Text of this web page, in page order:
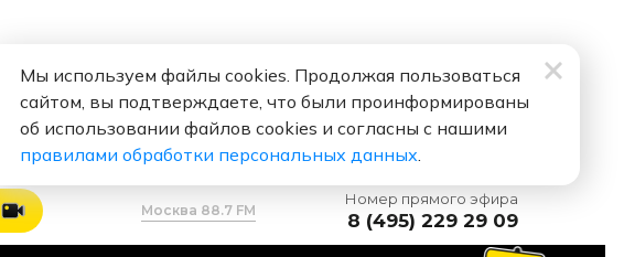
Москва 88.7 FM
Номер прямого эфира
8 (495) 229 29 09
Мы используем файлы cookies. Продолжая пользоваться
сайтом, вы подтверждаете, что были проинформированы
об использовании файлов cookies и согласны с нашими
правилами обработки персональных данных.